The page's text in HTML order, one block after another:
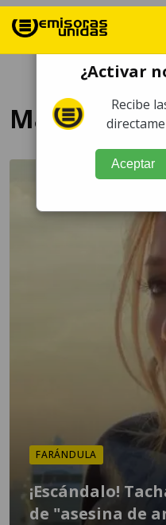
Marry Me
FARÁNDULA
¡Escándalo!
de "asesina de
¿Activar
Recibe
Aceptar